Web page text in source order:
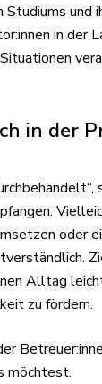
Studiums und
in der
in der
oder
Alltag
zu fördern.
möchtest.